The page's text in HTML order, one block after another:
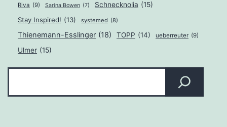
Riva (9) Sarina Bowen (7) Schnecknolia (15)
Stay Inspired! (13) systemed (8)
Thienemann-Esslinger (18) TOPP (14) ueberreuter (9)
Ulmer (15)